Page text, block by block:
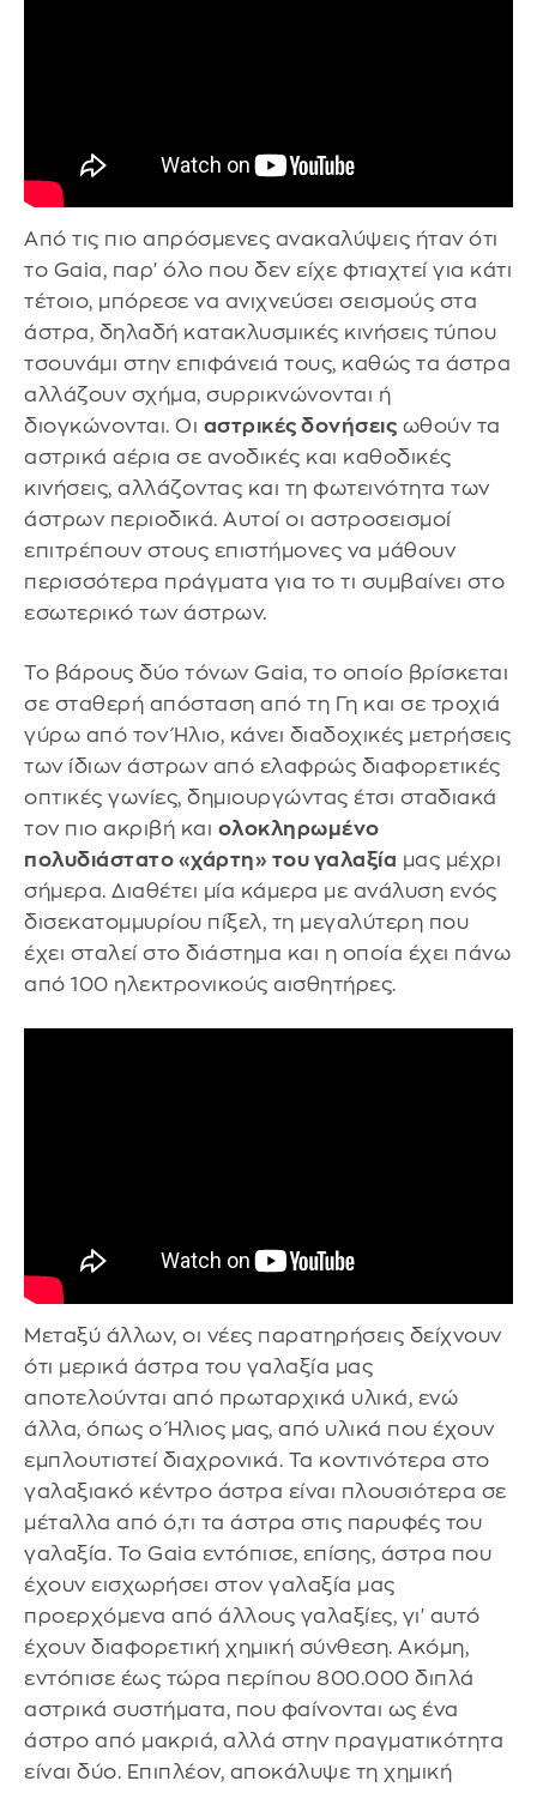
Από τις πιο απρόσμενες ανακαλύψεις ήταν ότι
το Gaia, παρ' όλο που δεν είχε φτιαχτεί για κάτι
τέτοιο, μπόρεσε να ανιχνεύσει σεισμούς στα
άστρα, δηλαδή κατακλυσμικές κινήσεις τύπου
τσουνάμι στην επιφάνειά τους, καθώς τα άστρα
αλλάζουν σχήμα, συρρικνώνονται ή
διογκώνονται. Οι αστρικές δονήσεις ωθούν τα
αστρικά αέρια σε ανοδικές και καθοδικές
κινήσεις, αλλάζοντας και τη φωτεινότητα των
άστρων περιοδικά. Αυτοί οι αστροσεισμοί
επιτρέπουν στους επιστήμονες να μάθουν
περισσότερα πράγματα για το τι συμβαίνει στο
εσωτερικό των άστρων.
Το βάρους δύο τόνων Gaia, το οποίο βρίσκεται
σε σταθερή απόσταση από τη Γη και σε τροχιά
γύρω από τον Ήλιο, κάνει διαδοχικές μετρήσεις
των ίδιων άστρων από ελαφρώς διαφορετικές
οπτικές γωνίες, δημιουργώντας έτσι σταδιακά
τον πιο ακριβή και ολοκληρωμένο
πολυδιάστατο «χάρτη» του γαλαξία μας μέχρι
σήμερα. Διαθέτει μία κάμερα με ανάλυση ενός
δισεκατομμυρίου πίξελ, τη μεγαλύτερη που
έχει σταλεί στο διάστημα και η οποία έχει πάνω
από 100 ηλεκτρονικούς αισθητήρες.
Μεταξύ άλλων, οι νέες παρατηρήσεις δείχνουν
ότι μερικά άστρα του γαλαξία μας
αποτελούνται από πρωταρχικά υλικά, ενώ
άλλα, όπως ο Ήλιος μας, από υλικά που έχουν
εμπλουτιστεί διαχρονικά. Τα κοντινότερα στο
γαλαξιακό κέντρο άστρα είναι πλουσιότερα σε
μέταλλα από ό,τι τα άστρα στις παρυφές του
γαλαξία. Το Gaia εντόπισε, επίσης, άστρα που
έχουν εισχωρήσει στον γαλαξία μας
προερχόμενα από άλλους γαλαξίες, γι' αυτό
έχουν διαφορετική χημική σύνθεση. Ακόμη,
εντόπισε έως τώρα περίπου 800.000 διπλά
αστρικά συστήματα, που φαίνονται ως ένα
άστρο από μακριά, αλλά στην πραγματικότητα
είναι δύο. Επιπλέον, αποκάλυψε τη χημική